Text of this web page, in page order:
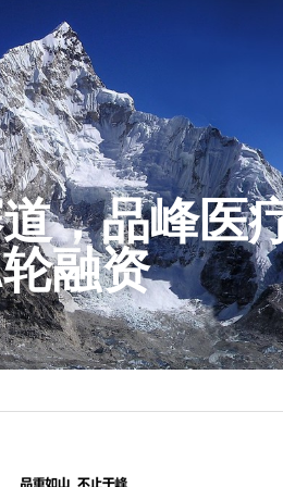
，品峰医
融资